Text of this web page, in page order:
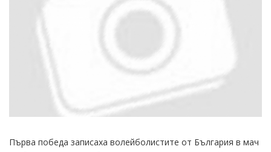
Първа победа записаха волейболистите от България в мач